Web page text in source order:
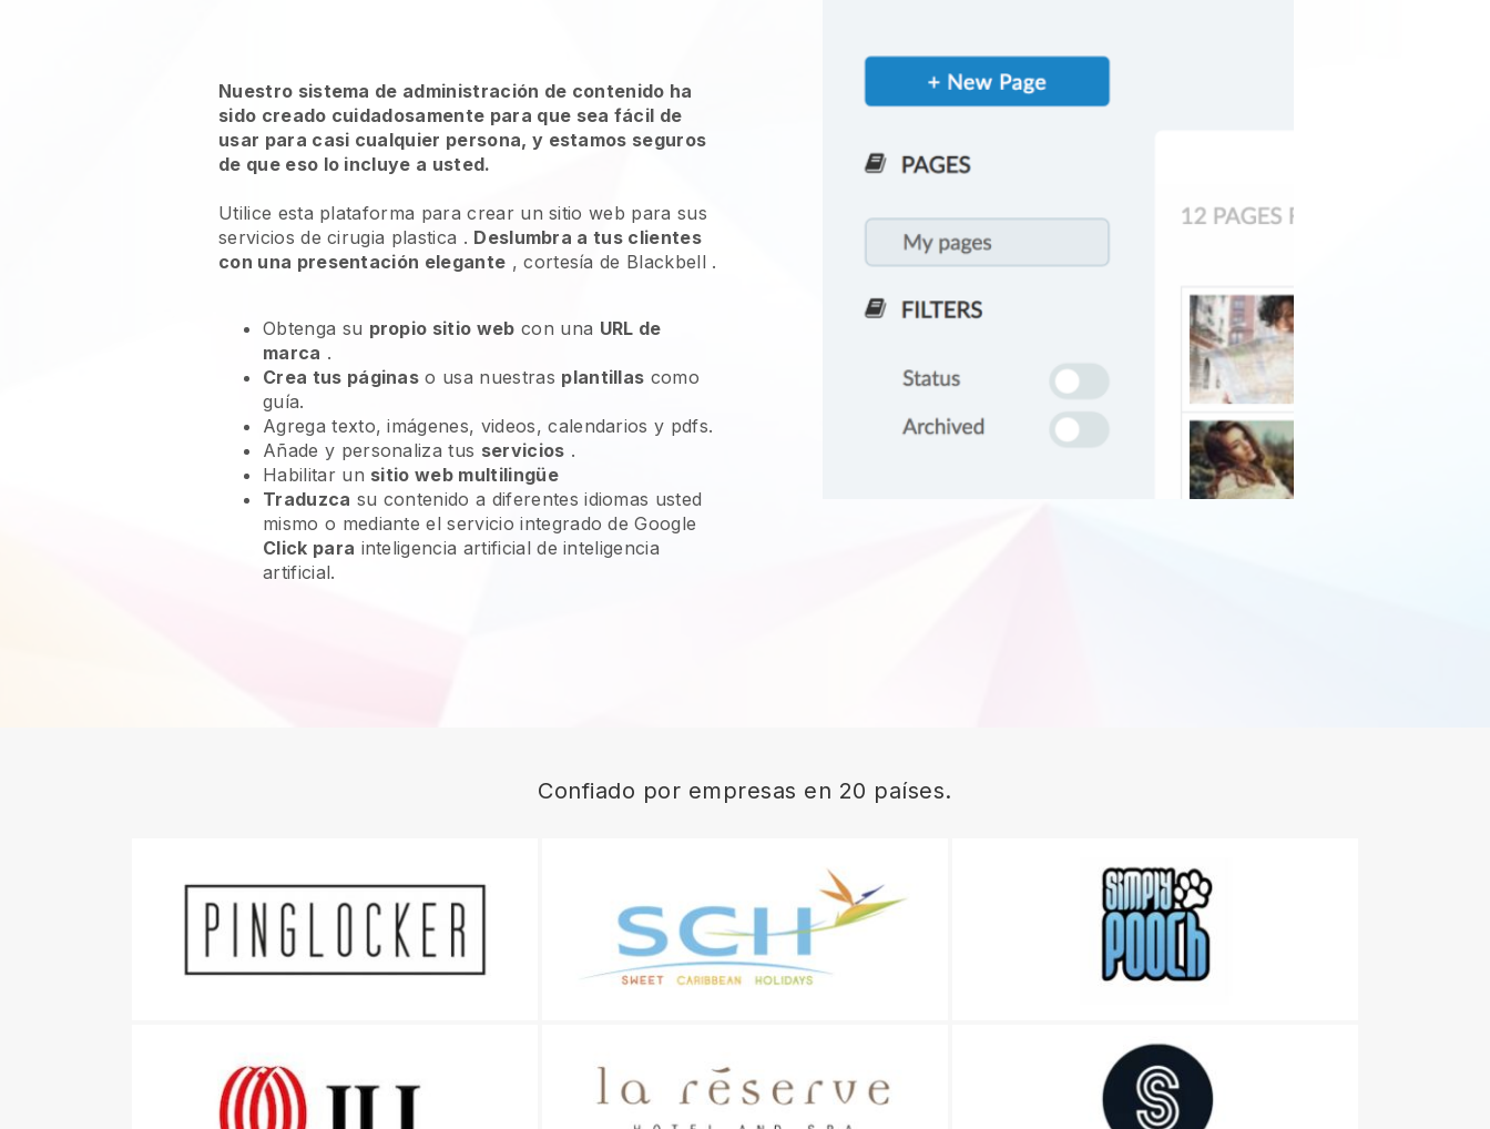
Nuestro sistema de administración de contenido ha
sido creado cuidadosamente para que sea fácil de
usar para casi cualquier persona, y estamos seguros
de que eso lo incluye a usted.
Utilice esta plataforma para crear un sitio web para sus
servicios de cirugia plastica . Deslumbra a tus clientes
con una presentación elegante , cortesía de Blackbell .
Obtenga su propio sitio web con una URL de
marca .
Crea tus páginas o usa nuestras plantillas como
guía.
Agrega texto, imágenes, videos, calendarios y pdfs.
Añade y personaliza tus servicios .
Habilitar un sitio web multilingüe
Traduzca su contenido a diferentes idiomas usted
mismo o mediante el servicio integrado de Google
Click para inteligencia artificial de inteligencia
artificial.
Confiado por empresas en 20 países.